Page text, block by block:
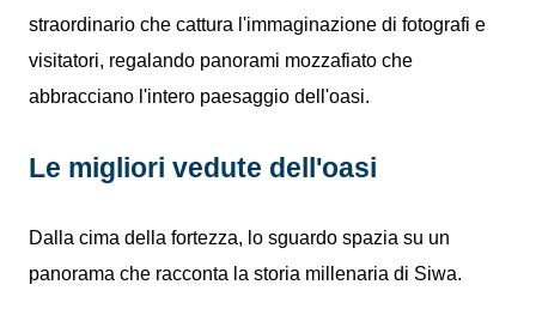
straordinario che cattura l'immaginazione di fotografi e
visitatori, regalando panorami mozzafiato che
abbracciano l'intero paesaggio dell'oasi.
Le migliori vedute dell'oasi
Dalla cima della fortezza, lo sguardo spazia su un
panorama che racconta la storia millenaria di Siwa.